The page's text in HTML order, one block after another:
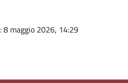
: 8 maggio 2026, 14:29